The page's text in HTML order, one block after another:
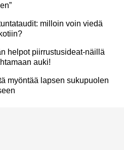
milloin voin viedä
helpot piirrustusideat-näillä
auki!
myöntää lapsen sukupuolen